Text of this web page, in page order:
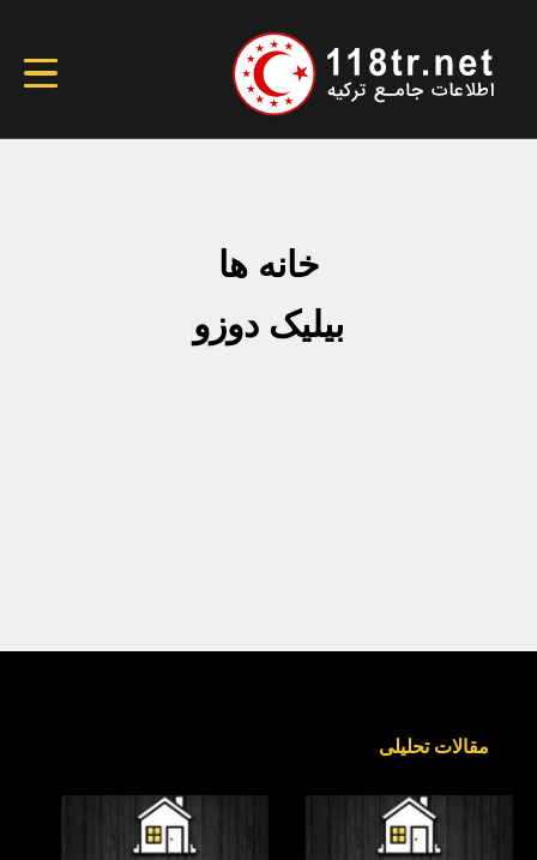
خانه ها
بیلیک دوزو
مقالات تحلیلی